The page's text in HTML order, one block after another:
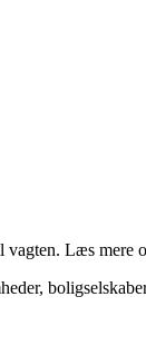
vagten. Læs mere